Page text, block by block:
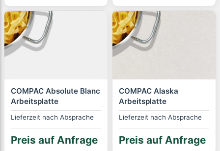
COMPAC Absolute Blanc
Arbeitsplatte
Lieferzeit nach Absprache
Preis auf Anfrage
COMPAC Alaska
Arbeitsplatte
Lieferzeit nach Absprache
Preis auf Anfrage